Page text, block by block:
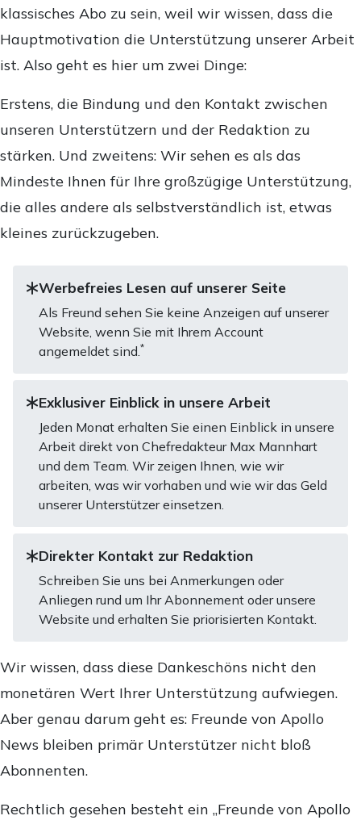
klassisches Abo zu sein, weil wir wissen, dass die
Hauptmotivation die Unterstützung unserer Arbeit
ist. Also geht es hier um zwei Dinge:
Erstens, die Bindung und den Kontakt zwischen
unseren Unterstützern und der Redaktion zu
stärken. Und zweitens: Wir sehen es als das
Mindeste Ihnen für Ihre großzügige Unterstützung,
die alles andere als selbstverständlich ist, etwas
kleines zurückzugeben.
Werbefreies Lesen auf unserer Seite
Als Freund sehen Sie keine Anzeigen auf unserer
Website, wenn Sie mit Ihrem Account
angemeldet sind.*
Exklusiver Einblick in unsere Arbeit
Jeden Monat erhalten Sie einen Einblick in unsere
Arbeit direkt von Chefredakteur Max Mannhart
und dem Team. Wir zeigen Ihnen, wie wir
arbeiten, was wir vorhaben und wie wir das Geld
unserer Unterstützer einsetzen.
Direkter Kontakt zur Redaktion
Schreiben Sie uns bei Anmerkungen oder
Anliegen rund um Ihr Abonnement oder unsere
Website und erhalten Sie priorisierten Kontakt.
Wir wissen, dass diese Dankeschöns nicht den
monetären Wert Ihrer Unterstützung aufwiegen.
Aber genau darum geht es: Freunde von Apollo
News bleiben primär Unterstützer nicht bloß
Abonnenten.
Rechtlich gesehen besteht ein „Freunde von Apollo